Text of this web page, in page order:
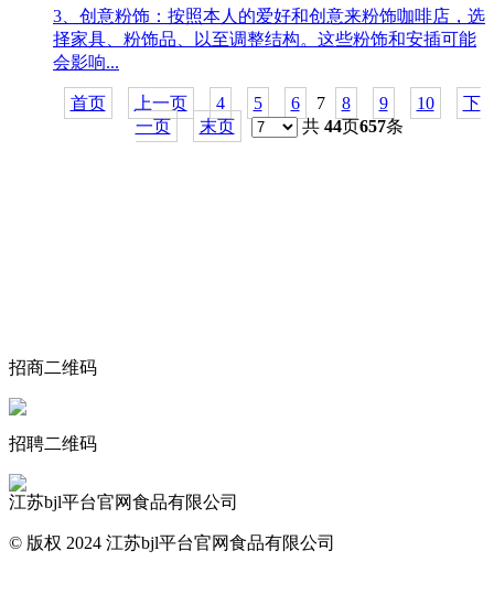
3、创意粉饰：按照本人的爱好和创意来粉饰咖啡店，选
择家具、粉饰品、以至调整结构。这些粉饰和安插可能
会影响...
首页 上一页 4 5 6 7 8 9 10
下
一页
末页 共 44页657条
招商二维码
招聘二维码
江苏bjl平台官网食品有限公司
© 版权 2024 江苏bjl平台官网食品有限公司